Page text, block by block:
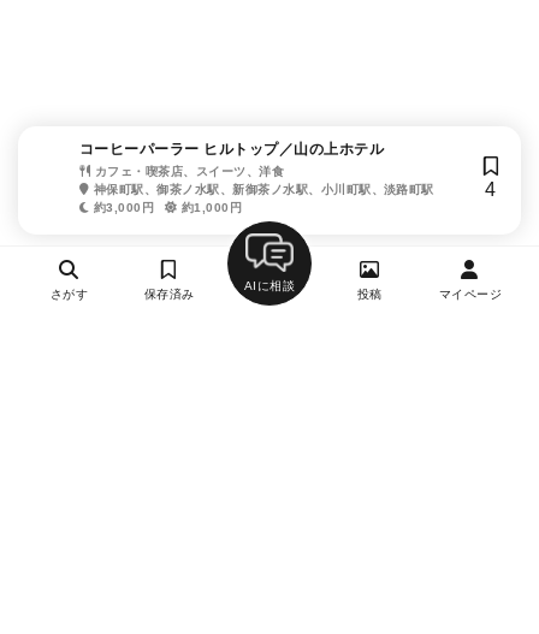
コーヒーパーラー ヒルトップ／山の上ホテル
カフェ・喫茶店、スイーツ、洋食
神保町駅、御茶ノ水駅、新御茶ノ水駅、小川町駅、淡路町駅
約3,000円
約1,000円
4
さがす 保存済み
AIに相談
投稿 マイページ